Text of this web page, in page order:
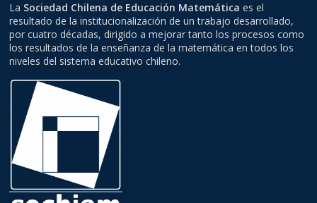
La Sociedad Chilena de Educación Matemática es el
resultado de la institucionalización de un trabajo desarrollado,
por cuatro décadas, dirigido a mejorar tanto los procesos como
los resultados de la enseñanza de la matemática en todos los
niveles del sistema educativo chileno.